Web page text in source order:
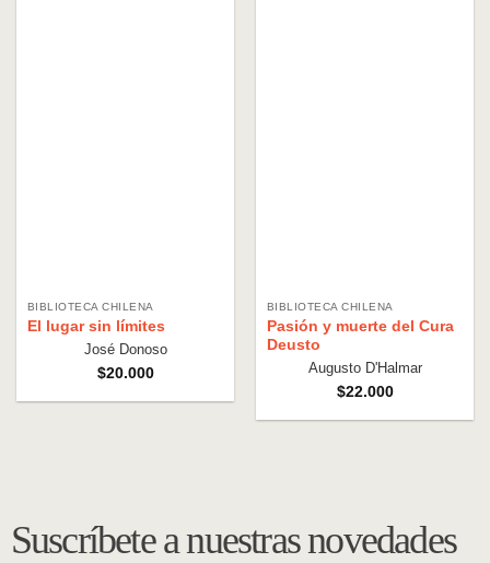
BIBLIOTECA CHILENA
El lugar sin límites
José Donoso
$20.000
BIBLIOTECA CHILENA
Pasión y muerte del Cura
Deusto
Augusto D'Halmar
$22.000
Suscríbete a nuestras novedades